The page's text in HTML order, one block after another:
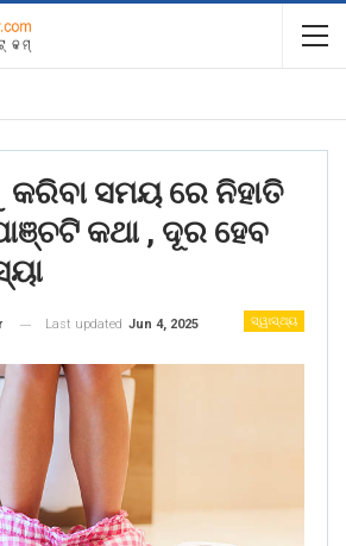
ସମୟ ରେ ନିହାତି
କଥା , ଦୂର ହେବ
ସ୍ୱାସ୍ଥ୍ୟ
Last updated Jun 4, 2025